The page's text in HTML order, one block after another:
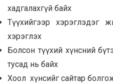
хадгалахгүй байх
Түүхийгээр хэрэглэдэг
хэрэглэх
Болсон түүхий хүнсний
тусад нь байх
Хоол хүнсийг сайтар